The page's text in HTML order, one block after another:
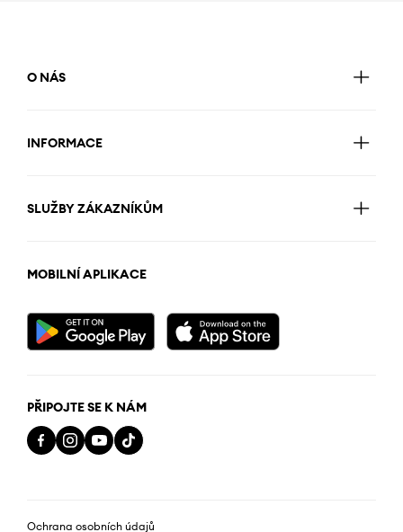
O NÁS
INFORMACE
SLUŽBY ZÁKAZNÍKŮM
MOBILNÍ APLIKACE
PŘIPOJTE SE K NÁM
Ochrana osobních údajů